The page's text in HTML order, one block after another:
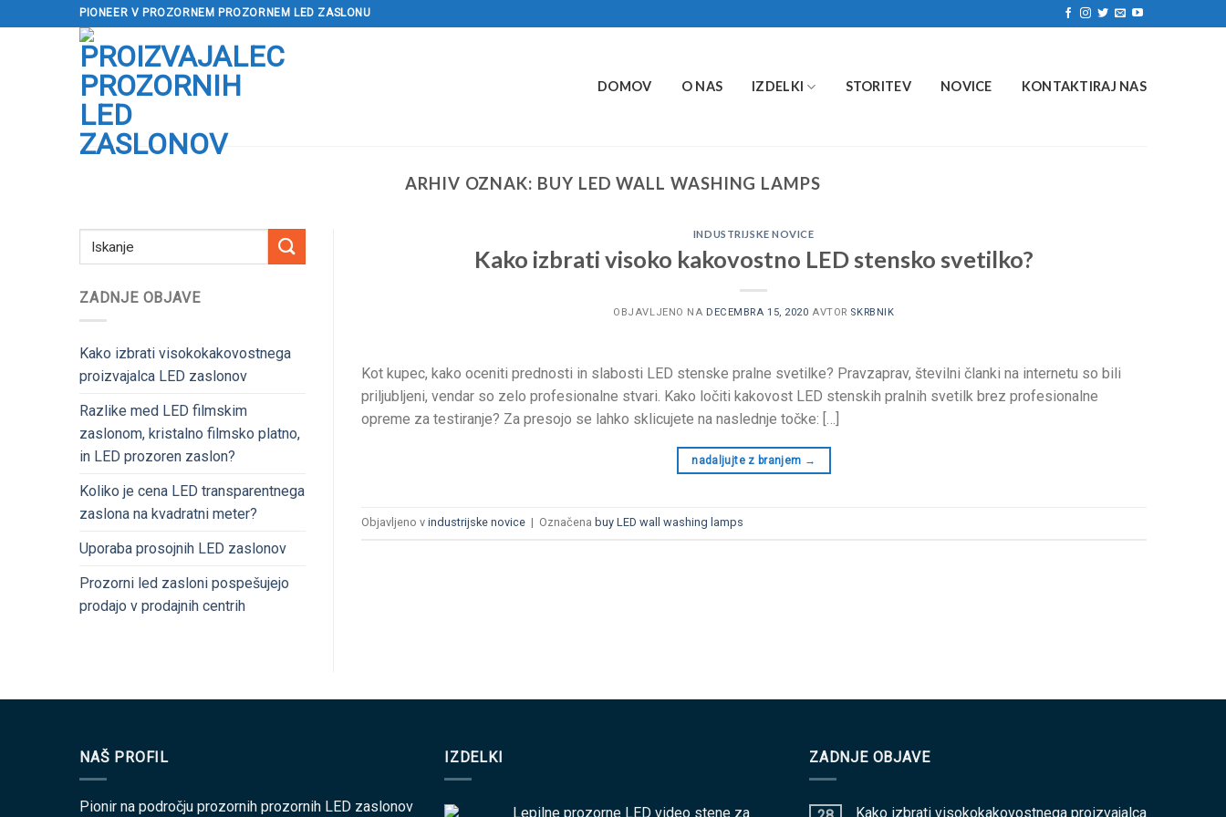
na
PIONEER V PROZORNEM PROZORNEM LED ZASLONU
DOMOV O NAS IZDELKI STORITEV NOVICE KONTAKTIRAJ NAS
ARHIV OZNAK: BUY LED WALL WASHING LAMPS
ZADNJE OBJAVE
Kako izbrati visokokakovostnega
proizvajalca LED zaslonov
Razlike med LED filmskim
zaslonom, kristalno filmsko platno,
in LED prozoren zaslon?
Koliko je cena LED transparentnega
zaslona na kvadratni meter?
Uporaba prosojnih LED zaslonov
Prozorni led zasloni pospešujejo
prodajo v prodajnih centrih
INDUSTRIJSKE NOVICE
Kako izbrati visoko kakovostno LED stensko svetilko?
OBJAVLJENO NA DECEMBRA 15, 2020 AVTOR SKRBNIK
Kot kupec, kako oceniti prednosti in slabosti LED stenske pralne svetilke? Pravzaprav, številni članki na internetu so bili
priljubljeni, vendar so zelo profesionalne stvari. Kako ločiti kakovost LED stenskih pralnih svetilk brez profesionalne
opreme za testiranje? Za presojo se lahko sklicujete na naslednje točke: […]
nadaljujte z branjem →
Objavljeno v industrijske novice | Označena buy LED wall washing lamps
NAŠ PROFIL
Pionir na področju prozornih prozornih LED zaslonov
IZDELKI
Lepilne prozorne LED video stene za
ZADNJE OBJAVE
Kako izbrati visokokakovostnega proizvajalca